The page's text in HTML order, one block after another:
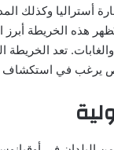
أستراليا وكذلك
هذه الخريطة أبرز
تعد الخريطة
يرغب في استكشاف